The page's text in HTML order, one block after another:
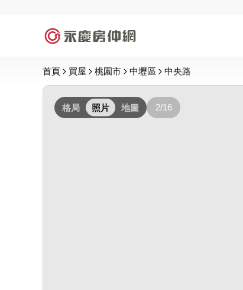
首頁 買屋 桃園市 中壢區 中央路
格局 照片 地圖 2/16